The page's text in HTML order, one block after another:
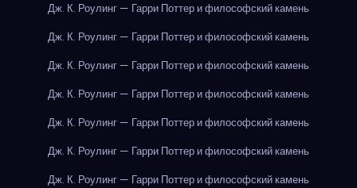
Дж. К. Роулинг — Гарри Поттер и философский камень
Дж. К. Роулинг — Гарри Поттер и философский камень
Дж. К. Роулинг — Гарри Поттер и философский камень
Дж. К. Роулинг — Гарри Поттер и философский камень
Дж. К. Роулинг — Гарри Поттер и философский камень
Дж. К. Роулинг — Гарри Поттер и философский камень
Дж. К. Роулинг — Гарри Поттер и философский камень